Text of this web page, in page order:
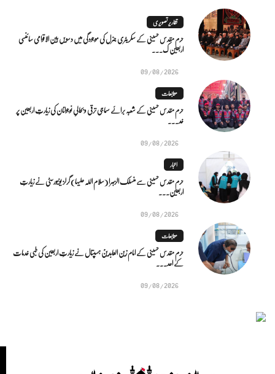
تقاریر تصویری
حرم مقدس حسینی کے سکریٹری جنرل کی موجودگی میں دسویں بین الاقوامی سائنسی
اربعین ک...
09/08/2026
متابعات
حرم مقدس حسینی کے شعبہ برائے سماجی ترقی و بحالیِ نوجوانان کی زیارتِ اربعین پر
خد...
09/08/2026
اخبار
حرم مقدس حسینی سے منسلک الزہرا (سلام اللہ علیہا) گرلز یونیورسٹی نے زیارتِ
اربعین...
09/08/2026
متابعات
حرم مقدس حسینی کے امام زین العابدینؑ ہسپتال نے زیارتِ اربعین کی طبی خدمات
کے اعد...
09/08/2026